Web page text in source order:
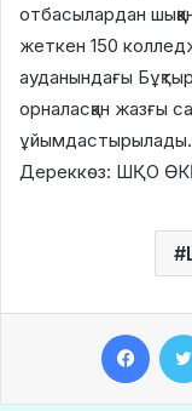
отбасылардан
жеткен 150
ауданындағы
орналасқан жазғы
ұйымдастырылады.
Дереккөз: ШҚО